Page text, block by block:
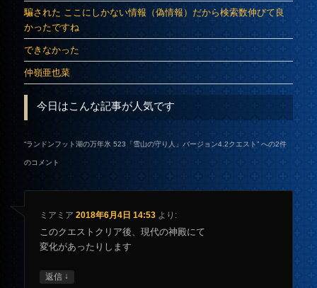
騙された ここにしかない情報（偽情報）だから検索数伸びて良
かったですね
できなかった
仲嶺亜也菜
今日はこんな記事が人気です
“ランドンフット湖の万年氷 523「雪山の守り人」バージョン4.2クエスト” への2件
のコメント
ミアミア 2018年6月4日 14:53 より:
このクエストクリア後、現代の神殿にて
変化があったりします
返信 ↓